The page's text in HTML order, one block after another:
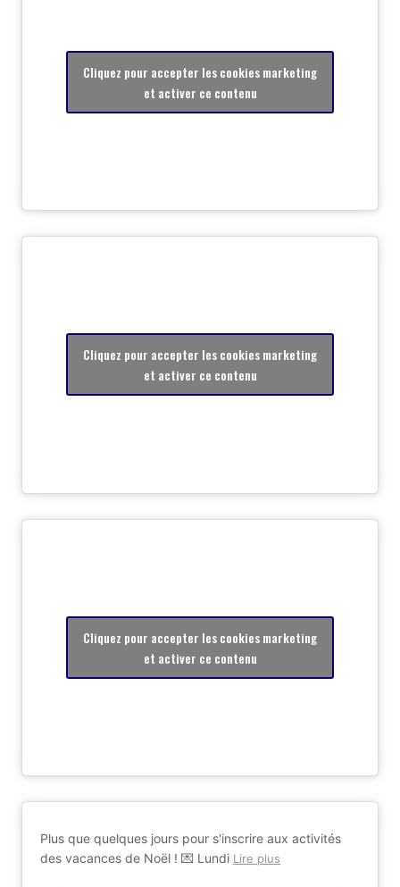
Cliquez pour accepter les cookies marketing
et activer ce contenu
Cliquez pour accepter les cookies marketing
et activer ce contenu
Cliquez pour accepter les cookies marketing
et activer ce contenu
Plus que quelques jours pour s'inscrire aux activités
des vacances de Noël ! 💌 Lundi Lire plus